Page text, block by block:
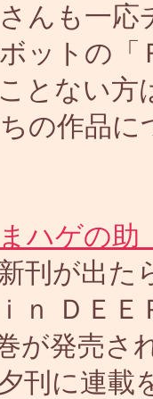
んも一
ットの
とない
の作品
ハゲの
刊が出
ｎ ＤＥ
が発売さ
刊に連載